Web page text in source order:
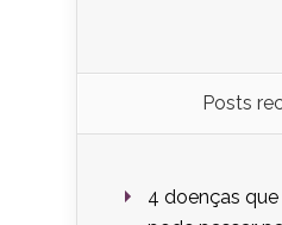
Posts
4 doenças